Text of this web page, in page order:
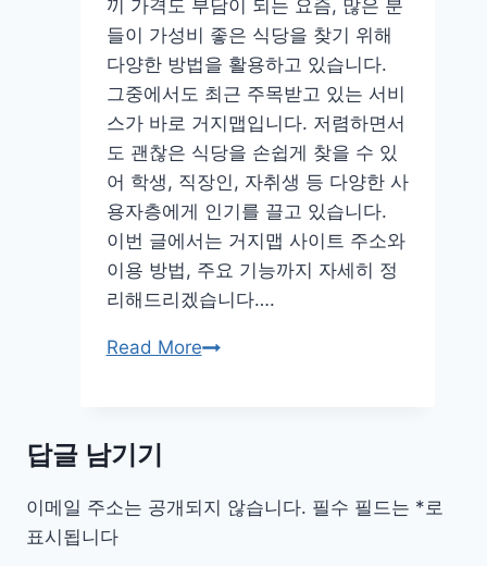
다
운
로
드
설
치
사
용
법
모
바
끼 가격도 부담이 되는 요즘, 많은 분
들이 가성비 좋은 식당을 찾기 위해
다양한 방법을 활용하고 있습니다.
그중에서도 최근 주목받고 있는 서비
스가 바로 거지맵입니다. 저렴하면서
도 괜찮은 식당을 손쉽게 찾을 수 있
어 학생, 직장인, 자취생 등 다양한 사
용자층에게 인기를 끌고 있습니다.
이번 글에서는 거지맵 사이트 주소와
이용 방법, 주요 기능까지 자세히 정
리해드리겠습니다….
Read More거
주
답글 남기기
이메일 주소는 공개되지 않습니다. 필수 필드는 * 로
표시됩니다